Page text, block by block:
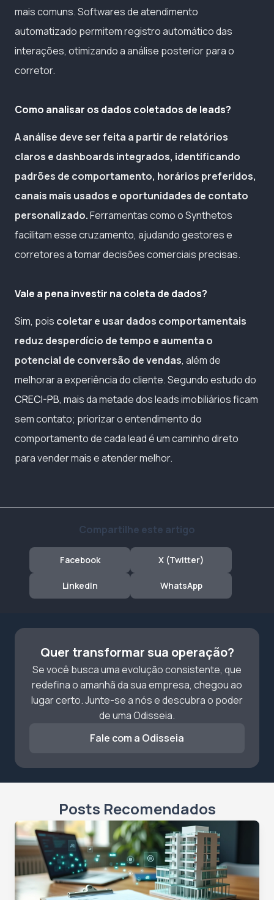
mais comuns. Softwares de atendimento
automatizado permitem registro automático das
interações, otimizando a análise posterior para o
corretor.
Como analisar os dados coletados de leads?
A análise deve ser feita a partir de relatórios
claros e dashboards integrados, identificando
padrões de comportamento, horários preferidos,
canais mais usados e oportunidades de contato
personalizado.Ferramentas como o Synthetos
facilitam esse cruzamento, ajudando gestores e
corretores a tomar decisões comerciais precisas.
Vale a pena investir na coleta de dados?
Sim, pois coletar e usar dados comportamentais
reduz desperdício de tempo e aumenta o
potencial de conversão de vendas, além de
melhorar a experiência do cliente. Segundo estudo do
CRECI-PB, mais da metade dos leads imobiliários ficam
sem contato; priorizar o entendimento do
comportamento de cada lead é um caminho direto
para vender mais e atender melhor.
Compartilhe este artigo
Facebook X (Twitter)
LinkedIn WhatsApp
Quer transformar sua operação?
Se você busca uma evolução consistente, que
redefina o amanhã da sua empresa, chegou ao
lugar certo. Junte-se a nós e descubra o poder
de uma Odisseia.
Fale com a Odisseia
Posts Recomendados